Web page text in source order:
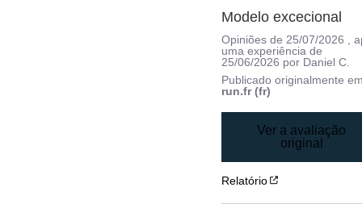
Modelo excecional
Opiniões de25/07/2026 ,
uma experiência de
25/06/2026 por Daniel C.
Publicado originalmente
run.fr (fr)
Ver a avaliação
original
Relatório